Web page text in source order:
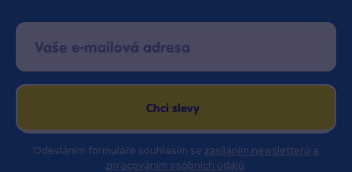
Chci slevy
Odesláním formuláře souhlasím se zasíláním newsletterů a
zpracováním osobních údajů.